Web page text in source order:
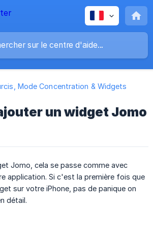
Mode Concentration & Widgets
un widget Jomo
Jomo, cela se passe comme avec
application. Si c'est la première fois que
sur votre iPhone, pas de panique on
détail.